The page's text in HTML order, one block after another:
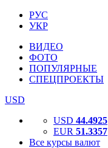
РУС
УКР
ВИДЕО
ФОТО
ПОПУЛЯРНЫЕ
СПЕЦПРОЕКТЫ
USD
USD 44.4925
EUR 51.3357
Все курсы валют